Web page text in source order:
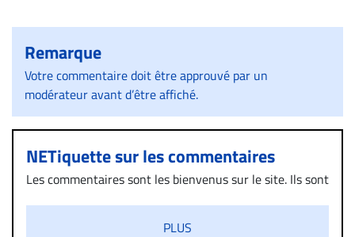
Remarque
Votre commentaire doit être approuvé par un
modérateur avant d’être affiché.
NETiquette sur les commentaires
Les commentaires sont les bienvenus sur le site. Ils sont
PLUS